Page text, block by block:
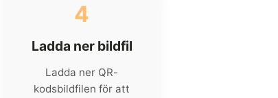
4
Ladda ner bildfil
Ladda ner QR-
kodsbildfilen för att